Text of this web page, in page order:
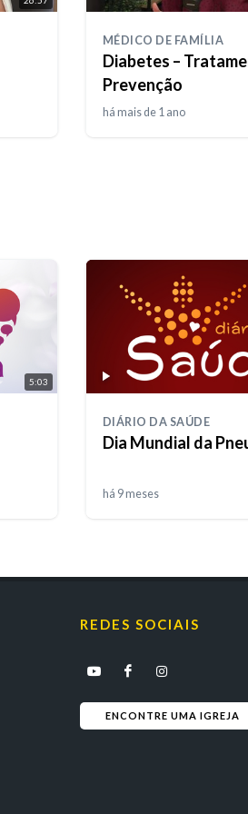
MÉDICO DE FAMÍLIA
Diabetes –
Prevenção
há mais de 1 ano
5:03
DIÁRIO DA SAÚDE
Dia Mundial da
há 9 meses
REDES SOCIAIS
ENCONTRE UMA IGREJA